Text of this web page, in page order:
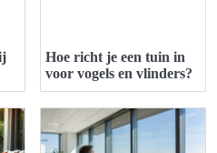
Hoe richt je een tuin in
voor vogels en vlinders?